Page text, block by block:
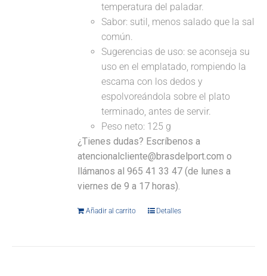
temperatura del paladar.
Sabor: sutil, menos salado que la sal
común.
Sugerencias de uso: se aconseja su
uso en el emplatado, rompiendo la
escama con los dedos y
espolvoreándola sobre el plato
terminado, antes de servir.
Peso neto: 125 g
¿Tienes dudas? Escríbenos a
atencionalcliente@brasdelport.com o
llámanos al 965 41 33 47 (de lunes a
viernes de 9 a 17 horas).
Añadir al carrito Detalles